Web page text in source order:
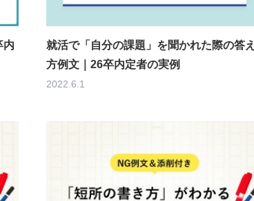
内
就活で「自分の課題」を聞かれた際の答え
方例文｜26卒内定者の実例
2022.6.1